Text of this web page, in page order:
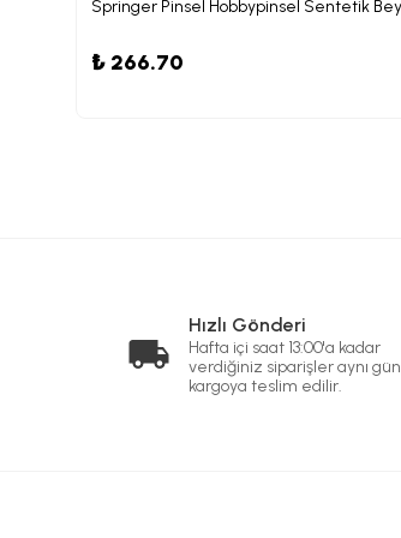
₺ 266.70
Hızlı Gönderi
Hafta içi saat 13:00'a kadar
verdiğiniz siparişler aynı gün
kargoya teslim edilir.